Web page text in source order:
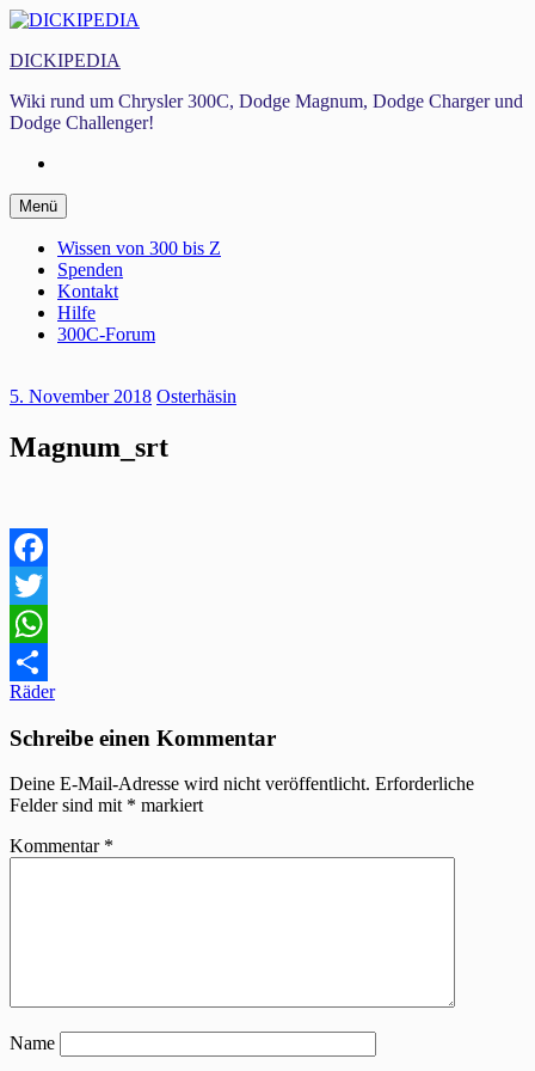
Zum
springen
DICKIPEDIA
Wiki rund um Chrysler 300C, Dodge Magnum, Dodge Charger und
Dodge Challenger!
Menü Zum
Inhalt
springen
Wissen von 300 bis Z
Spenden
Kontakt
Hilfe
300C-Forum
5. November 2018 Osterhäsin
Magnum_srt
Facebook
Twitter
WhatsApp
Teilen
Beitragsnavigation
Räder
Schreibe einen Kommentar
Deine E-Mail-Adresse wird nicht veröffentlicht. Erforderliche
Felder sind mit * markiert
Kommentar *
Name